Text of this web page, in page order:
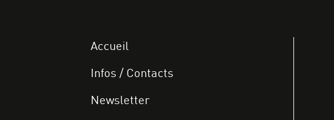
Accueil
Infos / Contacts
Newsletter